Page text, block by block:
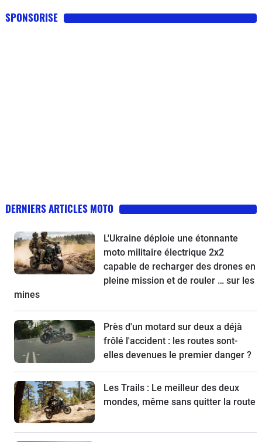
SPONSORISE
DERNIERS ARTICLES MOTO
L'Ukraine déploie une étonnante
moto militaire électrique 2x2
capable de recharger des drones en
pleine mission et de rouler … sur les
mines
Près d'un motard sur deux a déjà
frôlé l'accident : les routes sont-
elles devenues le premier danger ?
Les Trails : Le meilleur des deux
mondes, même sans quitter la route